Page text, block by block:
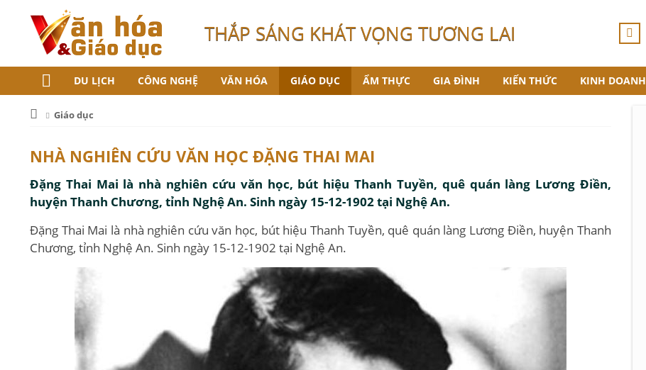
THẮP SÁNG KHÁT VỌNG TƯƠNG LAI
DU LỊCH CÔNG NGHỆ VĂN HÓA GIÁO DỤC ẨM THỰC GIA ĐÌNH KIẾN THỨC KINH DOANH
Giáo dục
NHÀ NGHIÊN CỨU VĂN HỌC ĐẶNG THAI MAI
Đặng Thai Mai là nhà nghiên cứu văn học, bút hiệu Thanh Tuyền, quê quán làng Lương Điền,
huyện Thanh Chương, tỉnh Nghệ An. Sinh ngày 15-12-1902 tại Nghệ An.
Đặng Thai Mai là nhà nghiên cứu văn học, bút hiệu Thanh Tuyền, quê quán làng Lương Điền, huyện Thanh
Chương, tỉnh Nghệ An. Sinh ngày 15-12-1902 tại Nghệ An.